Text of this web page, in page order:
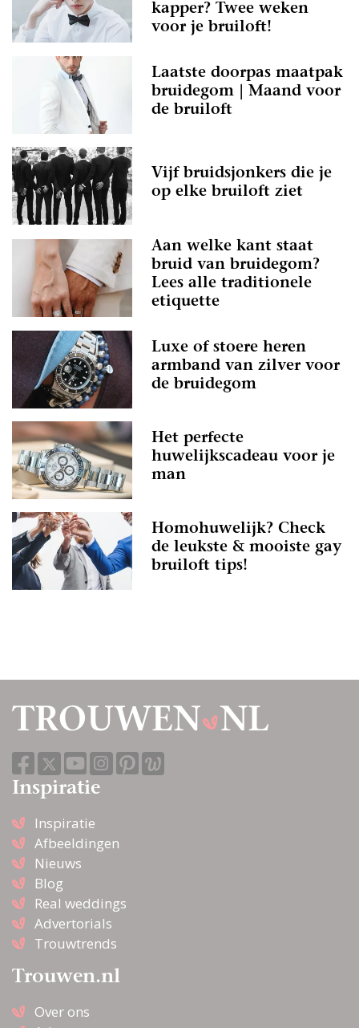
kapper? Twee weken
voor je bruiloft!
Laatste doorpas maatpak
bruidegom | Maand voor
de bruiloft
Vijf bruidsjonkers die je
op elke bruiloft ziet
Aan welke kant staat
bruid van bruidegom?
Lees alle traditionele
etiquette
Luxe of stoere heren
armband van zilver voor
de bruidegom
Het perfecte
huwelijkscadeau voor je
man
Homohuwelijk? Check
de leukste & mooiste gay
bruiloft tips!
Inspiratie
Inspiratie
Afbeeldingen
Nieuws
Blog
Real weddings
Advertorials
Trouwtrends
Trouwen.nl
Over ons